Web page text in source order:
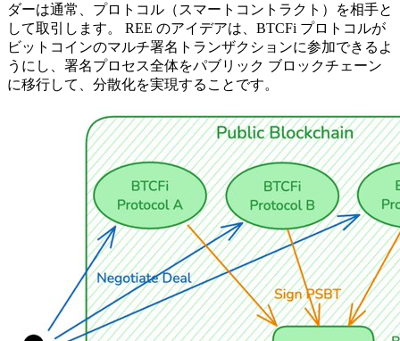
ダーは通常、プロトコル（スマートコントラクト）を相手と
して取引します。 REE のアイデアは、BTCFi プロトコルが
ビットコインのマルチ署名トランザクションに参加できるよ
うにし、署名プロセス全体をパブリック ブロックチェーン
に移行して、分散化を実現することです。